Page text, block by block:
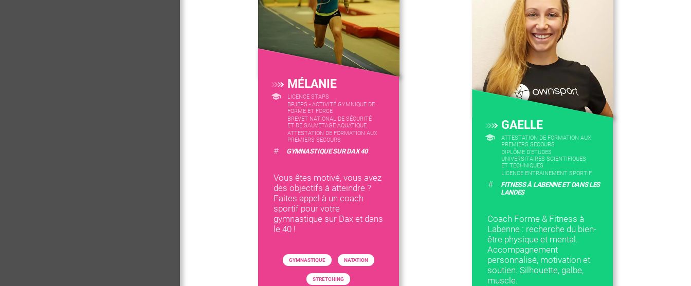
MÉLANIE
LICENCE STAPS
BPJEPS - ACTIVITÉ GYMNIQUE DE
FORME ET FORCE
BREVET NATIONAL DE SÉCURITÉ
ET DE SAUVETAGE AQUATIQUE
ATTESTATION DE FORMATION AUX
PREMIERS SECOURS
# GYMNASTIQUE SUR DAX 40
Vous êtes motivé, vous avez
des objectifs à atteindre ?
Faites appel à un coach
sportif pour votre
gymnastique sur Dax et dans
le 40 !
GYMNASTIQUE NATATION
STRETCHING
GAELLE
ATTESTATION DE FORMATION AUX
PREMIERS SECOURS
DIPLÔME D'ETUDES
UNIVERSITAIRES SCIENTIFIQUES
ET TECHNIQUES
LICENCE ENTRAINEMENT SPORTIF
#
FITNESS À LABENNE ET DANS LES
LANDES
Coach Forme & Fitness à
Labenne : recherche du bien-
être physique et mental.
Accompagnement
personnalisé, motivation et
soutien. Silhouette, galbe,
muscle.